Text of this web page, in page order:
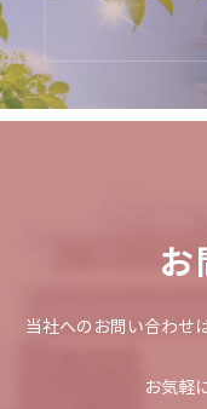
内職さん募集中！
内職さん・パートさ
お
当社へのお問い合わせ
お気軽